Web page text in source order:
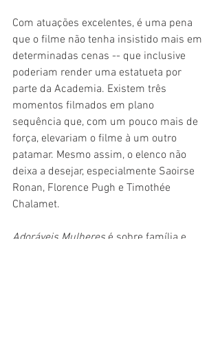
Com atuações excelentes, é uma pena
que o filme não tenha insistido mais em
determinadas cenas -- que inclusive
poderiam render uma estatueta por
parte da Academia. Existem três
momentos filmados em plano
sequência que, com um pouco mais de
força, elevariam o filme à um outro
patamar. Mesmo assim, o elenco não
deixa a desejar, especialmente Saoirse
Ronan, Florence Pugh e Timothée
Chalamet.
Adoráveis Mulheres é sobre família e